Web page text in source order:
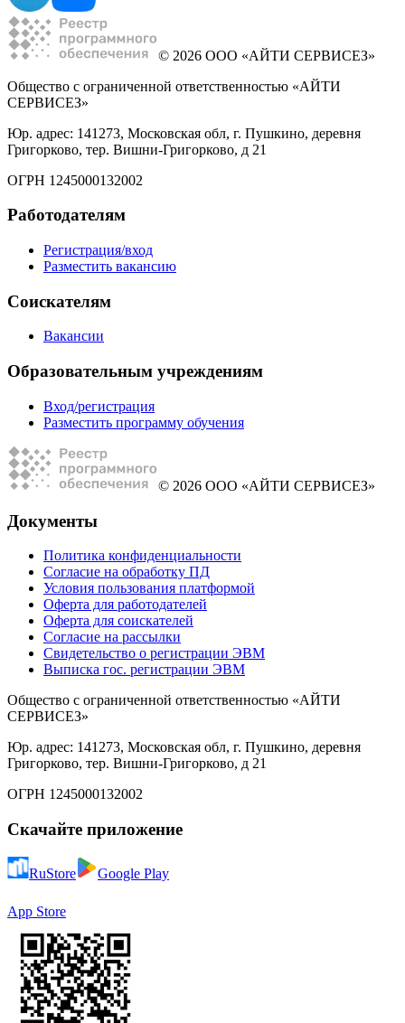
© 2026 ООО «АЙТИ СЕРВИСЕЗ»
Общество с ограниченной ответственностью «АЙТИ
СЕРВИСЕЗ»
Юр. адрес: 141273, Московская обл, г. Пушкино, деревня
Григорково, тер. Вишни-Григорково, д 21
ОГРН 1245000132002
Работодателям
Регистрация/вход
Разместить вакансию
Соискателям
Вакансии
Образовательным учреждениям
Вход/регистрация
Разместить программу обучения
© 2026 ООО «АЙТИ СЕРВИСЕЗ»
Документы
Политика конфиденциальности
Согласие на обработку ПД
Условия пользования платформой
Оферта для работодателей
Оферта для соискателей
Согласие на рассылки
Свидетельство о регистрации ЭВМ
Выписка гос. регистрации ЭВМ
Общество с ограниченной ответственностью «АЙТИ
СЕРВИСЕЗ»
Юр. адрес: 141273, Московская обл, г. Пушкино, деревня
Григорково, тер. Вишни-Григорково, д 21
ОГРН 1245000132002
Скачайте приложение
RuStore Google Play
App Store